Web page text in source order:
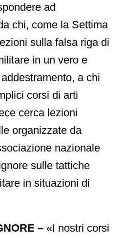
ad
chi, come la Settima
sulla falsa riga di
in un vero e
a chi
corsi di arti
cerca lezioni
organizzate da
nazionale
sulle tattiche
in situazioni di
– «I nostri corsi